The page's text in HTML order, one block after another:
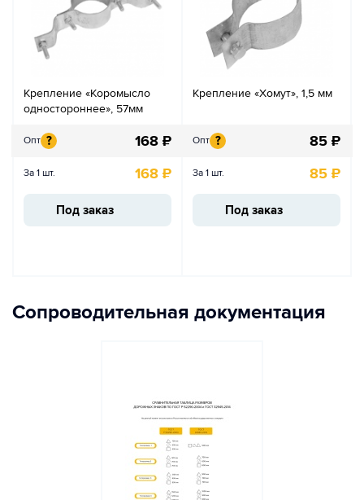
Крепление «Коромысло
одностороннее», 57мм
Опт ? 168 ₽
За 1 шт. 168 ₽
Под заказ
Крепление «Хомут», 1,5 мм
Опт ? 85 ₽
За 1 шт. 85 ₽
Под заказ
Сопроводительная документация